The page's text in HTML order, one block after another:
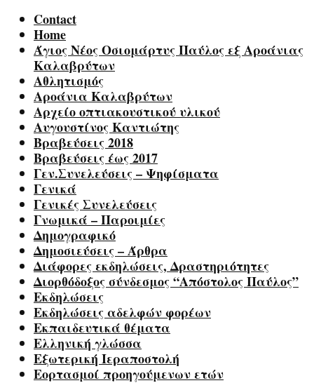
Contact
Home
Άγιος Νέος Οσιομάρτυς Παύλος εξ Αροάνιας
Καλαβρύτων
Αθλητισμός
Αροάνια Καλαβρύτων
Αρχείο οπτιακουστικού υλικού
Αυγουστίνος Καντιώτης
Βραβεύσεις 2018
Βραβεύσεις έως 2017
Γεν.Συνελεύσεις – Ψηφίσματα
Γενικά
Γενικές Συνελεύσεις
Γνωμικά – Παροιμίες
Δημογραφικό
Δημοσιεύσεις – Άρθρα
Διάφορες εκδηλώσεις, Δραστηριότητες
Διορθόδοξος σύνδεσμος “Απόστολος Παύλος”
Εκδηλώσεις
Εκδηλώσεις αδελφών φορέων
Εκπαιδευτικά θέματα
Ελληνική γλώσσα
Εξωτερική Ιεραποστολή
Εορτασμοί προηγούμενων ετών